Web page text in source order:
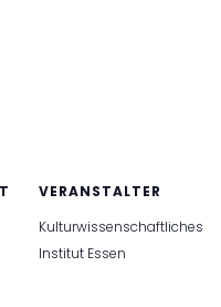
VERANSTALTER
Kulturwissenschaftliches
Institut Essen